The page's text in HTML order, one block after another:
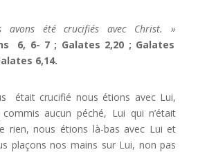
avons été crucifiés avec Christ. »
6, 6- 7 ; Galates 2,20 ; Galates
6,14.
était crucifié nous étions avec Lui,
commis aucun péché, Lui qui n’était
rien, nous étions là-bas avec Lui et
plaçons nos mains sur Lui, non pas